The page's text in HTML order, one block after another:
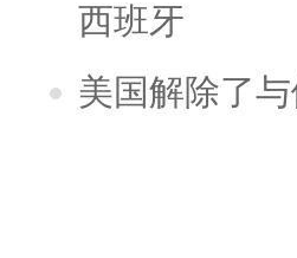
西班牙
美国解除了